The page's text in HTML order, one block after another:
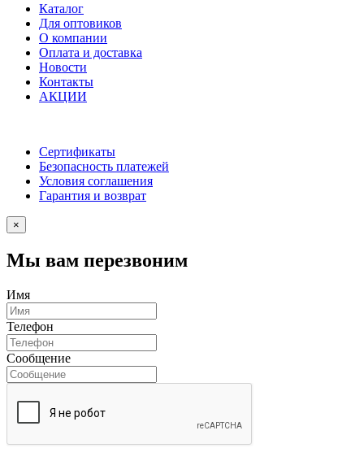
Каталог
Для оптовиков
О компании
Оплата и доставка
Новости
Контакты
АКЦИИ
Сертификаты
Безопасность платежей
Условия соглашения
Гарантия и возврат
×
Мы вам перезвоним
Имя
Телефон
Сообщение